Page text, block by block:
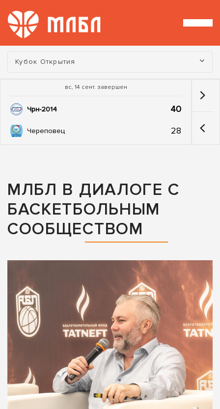
Турнир:
Кубок Открытия
вс, 14 сент. завершен
Чрн-2014 40
Череповец 28
МЛБЛ В ДИАЛОГЕ С
БАСКЕТБОЛЬНЫМ
СООБЩЕСТВОМ